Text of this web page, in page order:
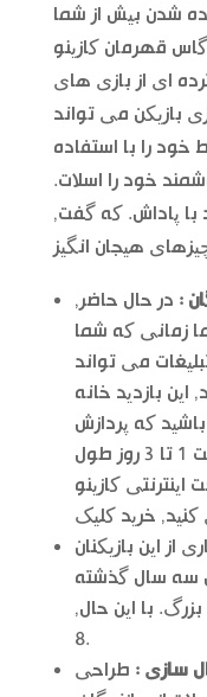
شدن بیش از شما
قهرمان کازینو
ای از بازی های
بازیکن می تواند
را با استفاده
خود را اسلات.
با پاداش. که گفت,
: در حال حاضر,
زمانی که شما
این تبلیغات می تواند
این بازدید خانه
که پردازش
درخواست برداشت شما ممکن است 1 تا 3 روز طول
کازینو
از این بازیکنان
سه سال گذشته
با این حال,
8.
سازی : طراحی